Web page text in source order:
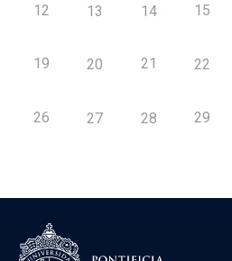
12 13 14 15
19 20 21 22
26 27 28 29